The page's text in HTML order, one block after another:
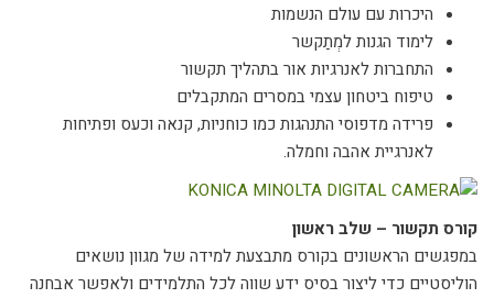
היכרות עם עולם הנשמות
לימוד הגנות למְתַקשר
התחברות לאנרגיות אור בתהליך תקשור
טיפוח ביטחון עצמי במסרים המתקבלים
פרידה מדפוסי התנהגות כמו כוחניות, קנאה וכעס ופתיחות
לאנרגיית אהבה וחמלה.
קורס תקשור – שלב ראשון
במפגשים הראשונים בקורס מתבצעת למידה של מגוון נושאים
הוליסטיים כדי ליצור בסיס ידע שווה לכל התלמידים ולאפשר אבחנה